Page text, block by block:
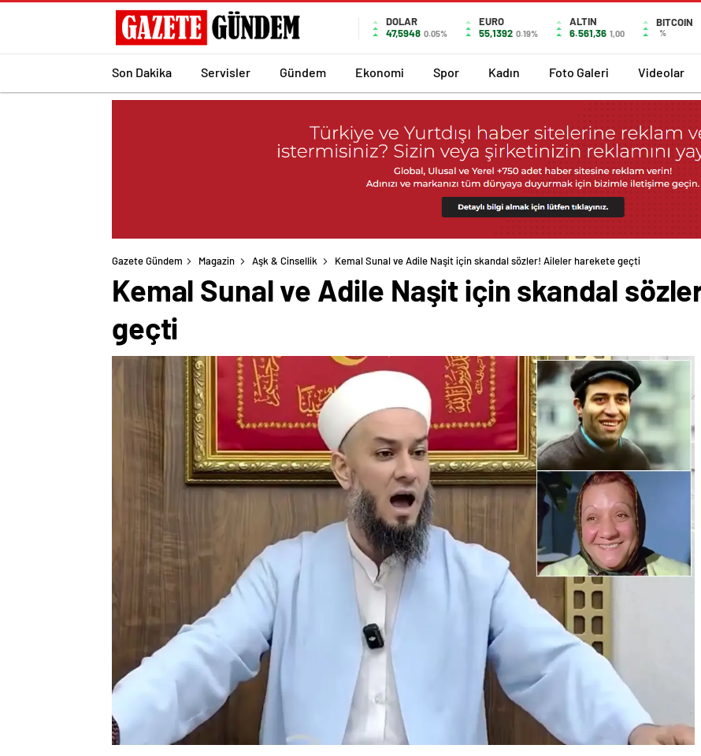
DOLAR
47,5948 0.05%
EURO
55,1392 0.19%
ALTIN
6.561,36 1,00
BITCOIN
%
Son Dakika Servisler Gündem Ekonomi Spor Kadın Foto Galeri Videolar
Gazete Gündem Magazin Aşk & Cinsellik Kemal Sunal ve Adile Naşit için skandal sözler! Aileler harekete geçti
Kemal Sunal ve Adile Naşit için skandal
geçti